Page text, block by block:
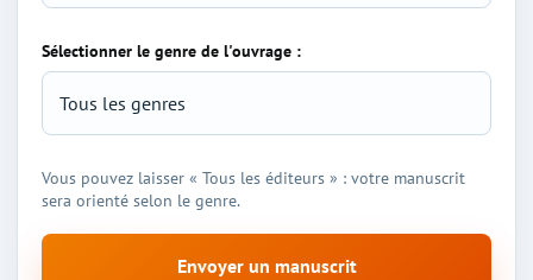
Sélectionner le genre de l'ouvrage :
Vous pouvez laisser « Tous les éditeurs » : votre manuscrit
sera orienté selon le genre.
Envoyer un manuscrit